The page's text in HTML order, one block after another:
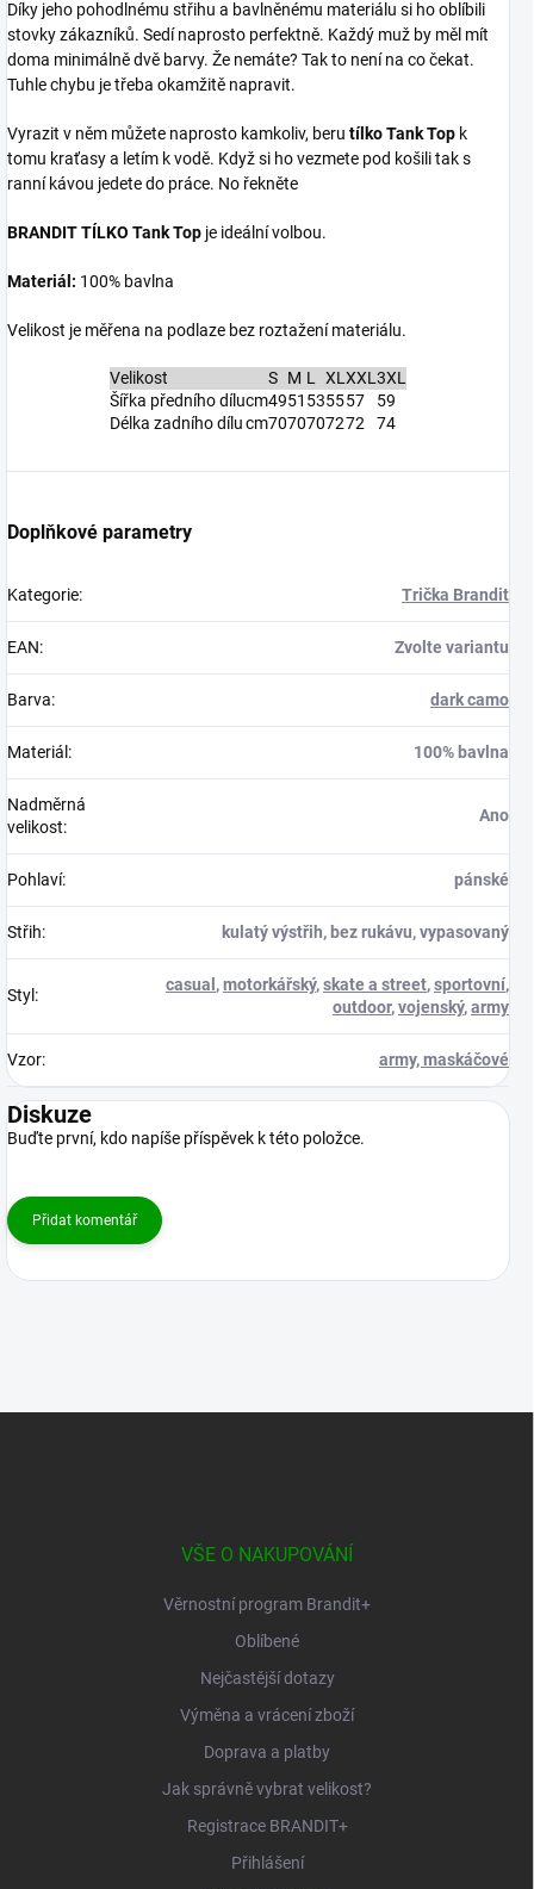
Díky jeho pohodlnému střihu a bavlněnému materiálu si ho oblíbili
stovky zákazníků. Sedí naprosto perfektně. Každý muž by měl mít
doma minimálně dvě barvy. Že nemáte? Tak to není na co čekat.
Tuhle chybu je třeba okamžitě napravit.
Vyrazit v něm můžete naprosto kamkoliv, beru tílko Tank Top k
tomu kraťasy a letím k vodě. Když si ho vezmete pod košili tak s
ranní kávou jedete do práce. No řekněte
BRANDIT TÍLKO Tank Top je ideální volbou.
Materiál: 100% bavlna
Velikost je měřena na podlaze bez roztažení materiálu.
Velikost S M L XL XXL 3XL
Šířka předního dílucm4951 535557
59
Délka zadního dílucm7070707272 74
Doplňkové parametry
Kategorie: Trička Brandit
EAN: Zvolte variantu
Barva: dark camo
Materiál : 100% bavlna
Nadměrná
velikost:
Ano
Pohlaví: pánské
Střih: kulatý výstřih, bez rukávu, vypasovaný
Styl :
casual ,motorkářský,skate a street,sportovní,
outdoor,vojenský,army
Vzor: army, maskáčové
Diskuze
Buďte první, kdo napíše příspěvek k této položce.
Přidat komentář
VŠE O NAKUPOVÁNÍ
Věrnostní program Brandit+
Oblíbené
Nejčastější dotazy
Výměna a vrácení zboží
Doprava a platby
Jak správně vybrat velikost?
Registrace BRANDIT+
Přihlášení